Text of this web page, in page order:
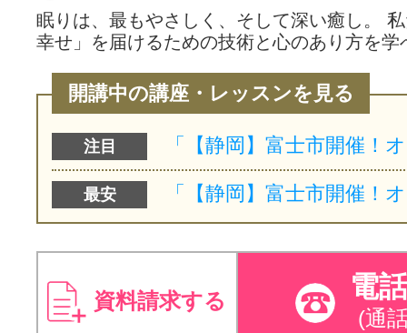
眠りは、最もやさしく、そして深い癒し。
幸せ」を届けるための技術と心のあり方を
開講中の講座・レッスンを見る
注目
最安
資料請求する 電
(通